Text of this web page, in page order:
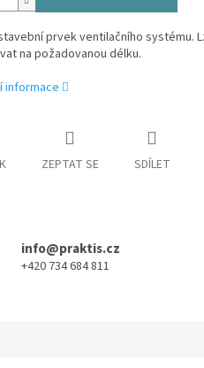
prvek ventilačního systému.
na požadovanou délku.
informace
ZEPTAT SE SDÍLET
info@praktis.cz
+420 734 684 811